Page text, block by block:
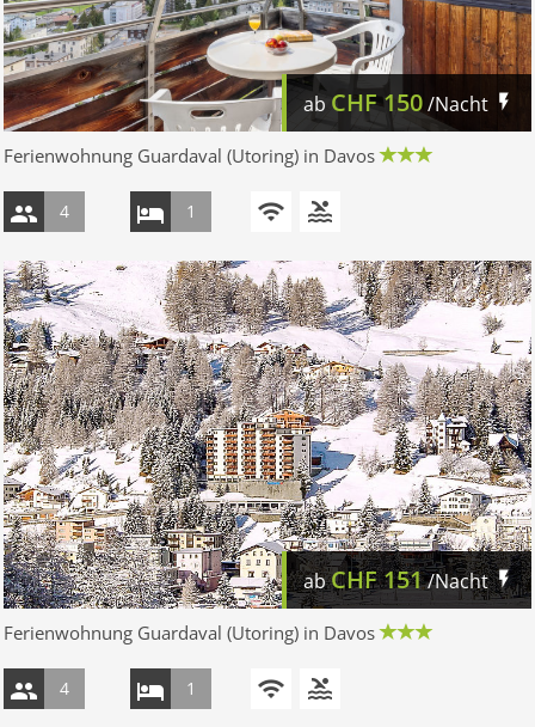
ab CHF 150/Nacht
Ferienwohnung Guardaval (Utoring) in Davos
4 1
abCHF151/Nacht
Ferienwohnung Guardaval (Utoring) in Davos
4 1